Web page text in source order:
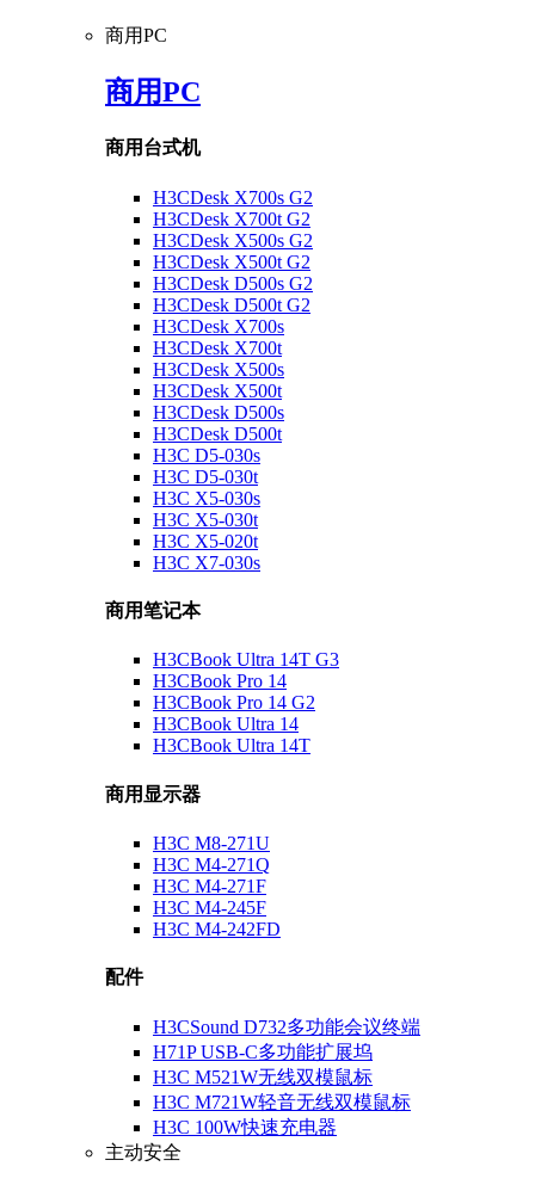
商用PC
商用PC
商用台式机
H3CDesk X700s G2
H3CDesk X700t G2
H3CDesk X500s G2
H3CDesk X500t G2
H3CDesk D500s G2
H3CDesk D500t G2
H3CDesk X700s
H3CDesk X700t
H3CDesk X500s
H3CDesk X500t
H3CDesk D500s
H3CDesk D500t
H3C D5-030s
H3C D5-030t
H3C X5-030s
H3C X5-030t
H3C X5-020t
H3C X7-030s
商用笔记本
H3CBook Ultra 14T G3
H3CBook Pro 14
H3CBook Pro 14 G2
H3CBook Ultra 14
H3CBook Ultra 14T
商用显示器
H3C M8-271U
H3C M4-271Q
H3C M4-271F
H3C M4-245F
H3C M4-242FD
配件
H3CSound D732多功能会议终端
H71P USB-C多功能扩展坞
H3C M521W无线双模鼠标
H3C M721W轻音无线双模鼠标
H3C 100W快速充电器
主动安全